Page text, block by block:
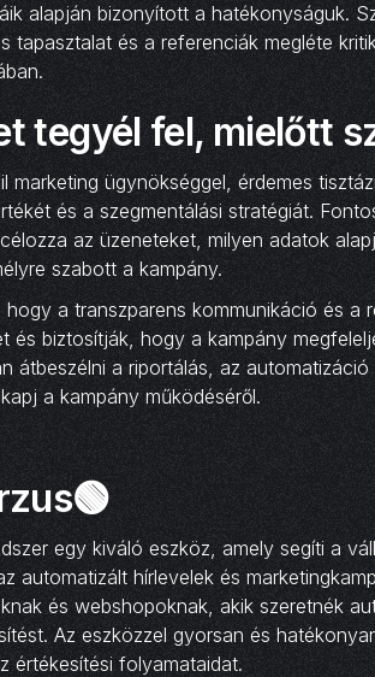
alapján bizonyított a hatékonyságuk.
tapasztalat és a referenciák megléte
tegyél fel, mielőtt
marketing ügynökséggel, érdemes
és a szegmentálási stratégiát.
az üzeneteket, milyen adatok
szabott a kampány.
a transzparens kommunikáció és a
és biztosítják, hogy a kampány
átbeszélni a riportálás, az
a kampány működéséről.
egy kiváló eszköz, amely segíti a
automatizált hírlevelek és
és webshopoknak, akik szeretnék
Az eszközzel gyorsan és
értékesítési folyamataidat.